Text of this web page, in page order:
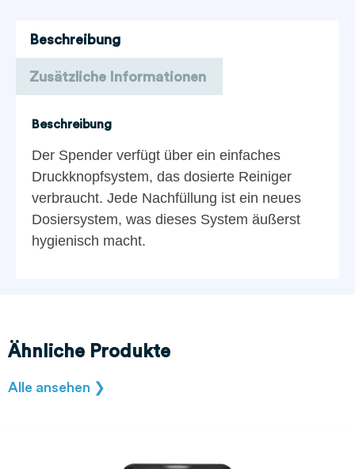
Beschreibung
Zusätzliche Informationen
Beschreibung
Der Spender verfügt über ein einfaches
Druckknopfsystem, das dosierte Reiniger
verbraucht. Jede Nachfüllung ist ein neues
Dosiersystem, was dieses System äußerst
hygienisch macht.
Ähnliche Produkte
Alle ansehen ❯